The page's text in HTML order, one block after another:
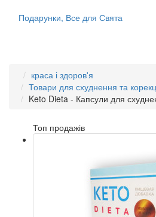
Подарунки, Все для Свята
краса і здоров'я
Товари для схуднення та
Keto Dieta - Капсули для
Топ продажів